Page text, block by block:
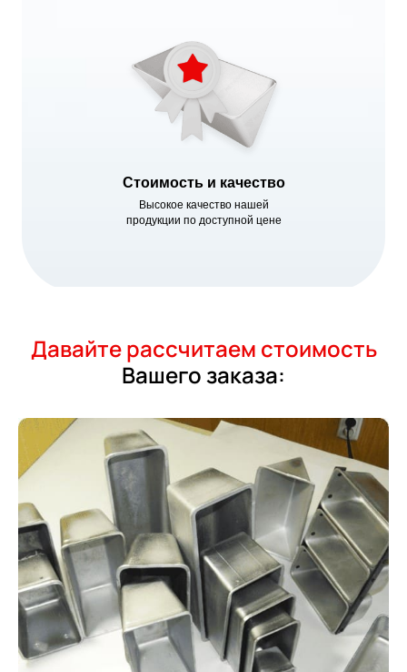
Высокое качество нашей
продукции по доступной цене
Стоимость и качество
Давайте рассчитаем стоимость
Вашего заказа: